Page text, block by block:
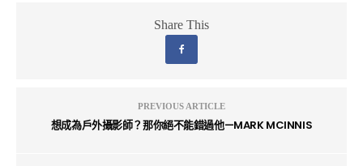
Share This
PREVIOUS ARTICLE
想成為戶外攝影師？那你絕不能錯過他—MARK MCINNIS